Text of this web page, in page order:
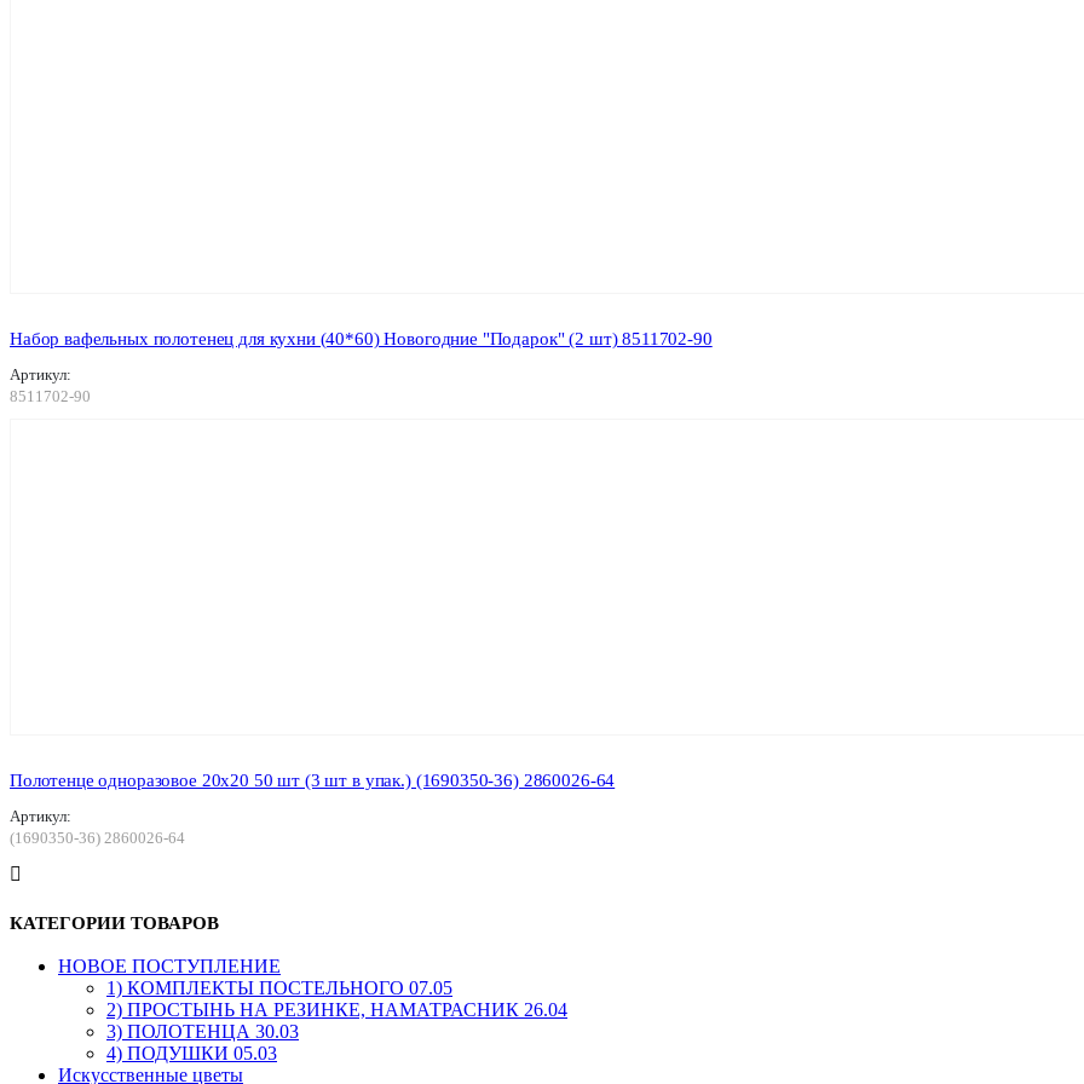
Набор вафельных полотенец для кухни (40*60) Новогодние "Подарок" (2 шт) 8511702-90
Артикул:
8511702-90
Полотенце одноразовое 20х20 50 шт (3 шт в упак.) (1690350-36) 2860026-64
Артикул:
(1690350-36) 2860026-64
КАТЕГОРИИ ТОВАРОВ
HОВОЕ ПОСТУПЛЕНИЕ
1) КОМПЛЕКТЫ ПОСТЕЛЬНОГО 07.05
2) ПРОСТЫНЬ НА РЕЗИНКЕ, НАМАТРАСНИК 26.04
3) ПОЛОТЕНЦА 30.03
4) ПОДУШКИ 05.03
Искусственные цветы